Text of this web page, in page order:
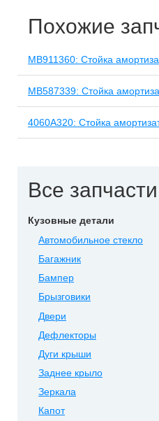
Похожие
MB911360: Стойка
MB587339: Стойка
4060A320: Стойка
Все
Кузовные детали
Автомобильное стекло
Багажник
Бампер
Брызговики
Двери
Дефлекторы
Дуги крыши
Заднее крыло
Зеркала
Капот